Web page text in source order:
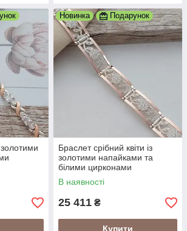
золотими
Новинка Подарунок
Браслет срібний квіти із
золотими напайками та
білими цирконами
В наявності
25 411 ₴
Купити